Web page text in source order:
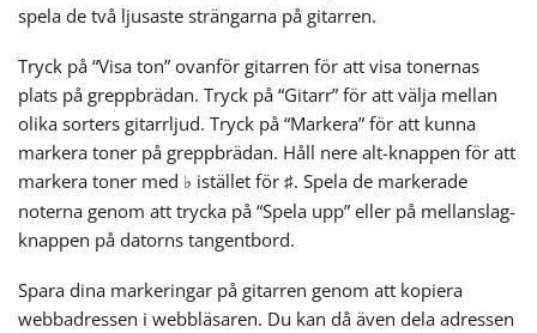
Polski
Português
Русский
spela de två ljusaste strängarna på gitarren.
Tryck på “Visa ton” ovanför gitarren för att visa tonernas
plats på greppbrädan. Tryck på “Gitarr” för att välja mellan
olika sorters gitarrljud. Tryck på “Markera” för att kunna
markera toner på greppbrädan. Håll nere alt-knappen för att
markera toner med ♭ istället för ♯. Spela de markerade
noterna genom att trycka på “Spela upp” eller på mellanslag-
knappen på datorns tangentbord.
Spara dina markeringar på gitarren genom att kopiera
webbadressen i webbläsaren. Du kan då även dela adressen